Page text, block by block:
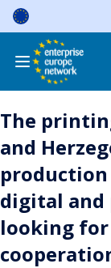
Skip
content
The
and
digital
looking